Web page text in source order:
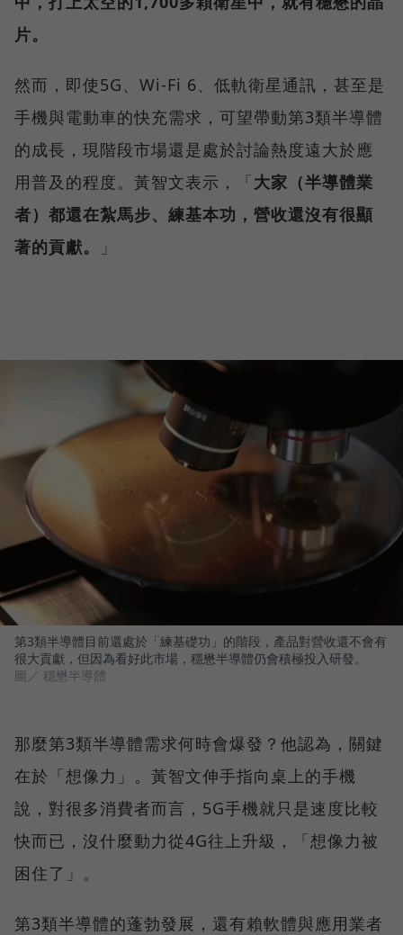
片。
然而，即使5G、Wi-Fi 6、低軌衛星通訊，甚至是
手機與電動車的快充需求，可望帶動第3類半導體
的成長，現階段市場還是處於討論熱度遠大於應
用普及的程度。黃智文表示，「大家（半導體業
者）都還在紮馬步、練基本功，營收還沒有很顯
著的貢獻。
」
第3類半導體目前還處於「練基礎功」的階段，產品對營收還不會有
很大貢獻，但因為看好此市場，穩懋半導體仍會積極投入研發。
圖／ 穩懋半導體
那麼第3類半導體需求何時會爆發？他認為，關鍵
在於「想像力」。黃智文伸手指向桌上的手機
說，對很多消費者而言，5G手機就只是速度比較
快而已，沒什麼動力從4G往上升級，「想像力被
困住了」。
第3類半導體的蓬勃發展，還有賴軟體與應用業者